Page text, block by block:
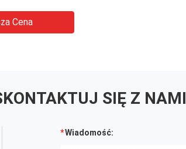
Cena
SIĘ Z NAMI
Wiadomość: